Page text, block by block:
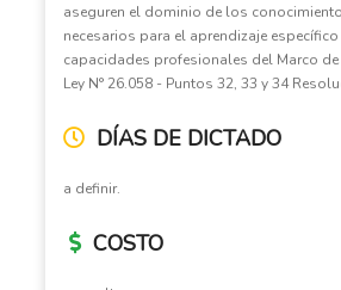
aseguren el dominio de los
necesarios para el aprendizaje
capacidades profesionales del Marco de
Ley N° 26.058 - Puntos 32, 33 y 34
DÍAS DE DICTADO
a definir.
COSTO